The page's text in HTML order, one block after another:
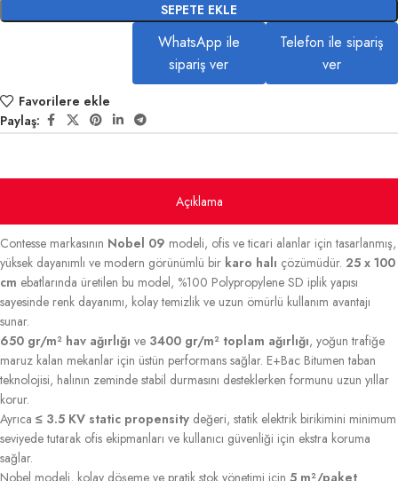
SEPETE EKLE
WhatsApp ile
sipariş ver
Telefon ile sipariş
ver
Favorilere ekle
Paylaş:
Açıklama
Contesse markasının Nobel 09 modeli, ofis ve ticari alanlar için tasarlanmış,
yüksek dayanımlı ve modern görünümlü bir karo halı çözümüdür. 25 x 100
cm ebatlarında üretilen bu model, %100 Polypropylene SD iplik yapısı
sayesinde renk dayanımı, kolay temizlik ve uzun ömürlü kullanım avantajı
sunar.
650 gr/m² hav ağırlığı ve 3400 gr/m² toplam ağırlığı, yoğun trafiğe
maruz kalan mekanlar için üstün performans sağlar. E+Bac Bitumen taban
teknolojisi, halının zeminde stabil durmasını desteklerken formunu uzun yıllar
korur.
Ayrıca ≤ 3.5 KV static propensity değeri, statik elektrik birikimini minimum
seviyede tutarak ofis ekipmanları ve kullanıcı güvenliği için ekstra koruma
sağlar.